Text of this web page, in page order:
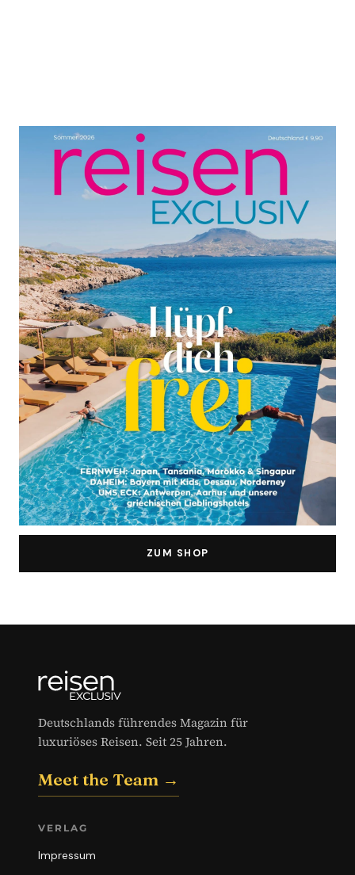
ZUM SHOP
Deutschlands führendes Magazin für
luxuriöses Reisen. Seit 25 Jahren.
Meet the Team →
VERLAG
Impressum